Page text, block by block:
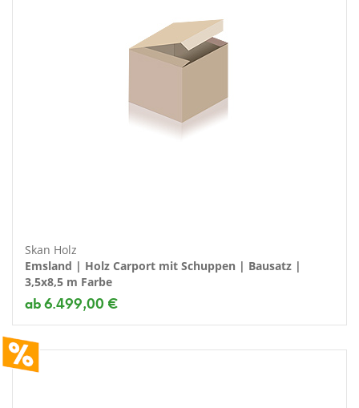
Skan Holz
Emsland | Holz Carport mit Schuppen | Bausatz |
3,5x8,5 m Farbe
ab 6.499,00 €